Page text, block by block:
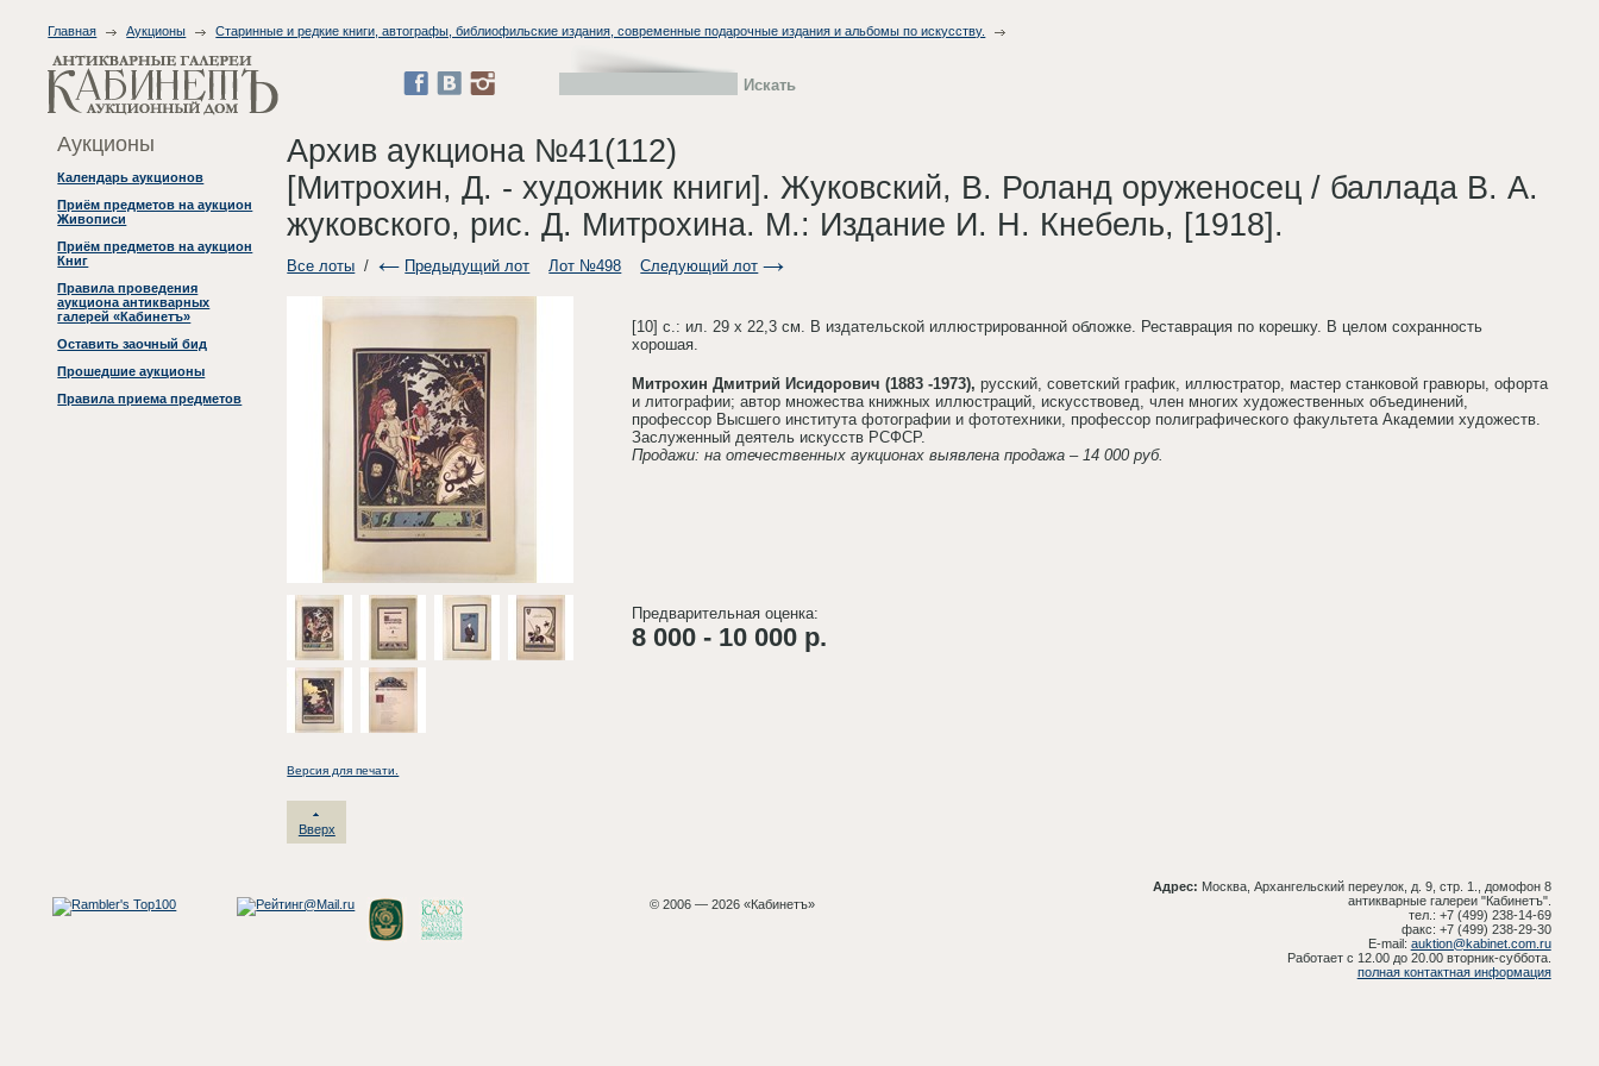
Главная Аукционы Старинные и редкие книги, автографы, библиофильские издания, современные подарочные издания и альбомы по искусству.
Аукционы
Календарь аукционов
Приём предметов на аукцион
Живописи
Приём предметов на аукцион
Книг
Правила проведения
аукциона антикварных
галерей «Кабинетъ»
Оставить заочный бид
Прошедшие аукционы
Правила приема предметов
Архив аукциона №41(112)
[Митрохин, Д. - художник книги]. Жуковский, В. Роланд оруженосец / баллада В. А.
жуковского, рис. Д. Митрохина. М.: Издание И. Н. Кнебель, [1918].
Все лоты / Предыдущий лот Лот №498 Следующий лот
[10] с.: ил. 29 x 22,3 см. В издательской иллюстрированной обложке. Реставрация по корешку. В целом сохранность
хорошая.
Митрохин Дмитрий Исидорович (1883 -1973),русский, советский график, иллюстратор, мастер станковой гравюры, офорта
и литографии; автор множества книжных иллюстраций, искусствовед, член многих художественных объединений,
профессор Высшего института фотографии и фототехники, профессор полиграфического факультета Академии художеств.
Заслуженный деятель искусств РСФСР.
Продажи: на отечественных аукционах выявлена продажа – 14 000 руб.
Предварительная оценка:
8 000 - 10 000 р.
Версия для печати.
Вверх
Адрес: Москва, Архангельский переулок, д. 9, стр. 1., домофон 8
антикварные галереи "Кабинетъ".
тел.: +7 (499) 238-14-69
факс: +7 (499) 238-29-30
E-mail: auktion@kabinet.com.ru
Работает с 12.00 до 20.00 вторник-суббота.
полная контактная информация
© 2006 — 2026 «Кабинетъ»